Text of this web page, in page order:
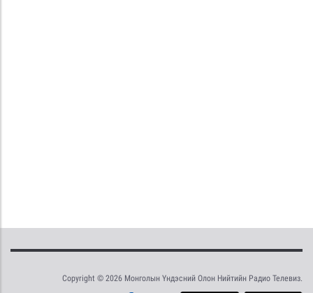
Copyright © 2026 Монголын Үндэсний Олон Нийтийн Радио Телевиз.